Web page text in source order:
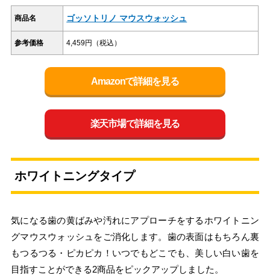
商品名 ゴッソトリノ マウスウォッシュ
参考価格 4,459円（税込）
Amazonで詳細を見る
楽天市場で詳細を見る
ホワイトニングタイプ
気になる歯の黄ばみや汚れにアプローチをするホワイトニン
グマウスウォッシュをご消化します。歯の表面はもちろん裏
もつるつる・ピカピカ！いつでもどこでも、美しい白い歯を
目指すことができる2商品をピックアップしました。